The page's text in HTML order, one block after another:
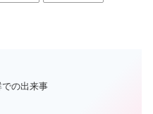
での出来事